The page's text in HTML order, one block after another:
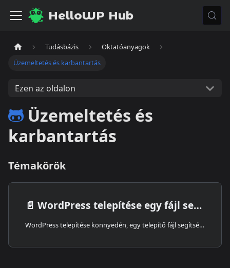
HelloWP Hub
Tudásbázis
Oktatóanyagok
Üzemeltetés és karbantartás
Ezen az oldalon
Üzemeltetés és
karbantartás
Témakörök
📄️ WordPress telepítése egy fájl segítségével
WordPress telepítése könnyedén, egy telepítő fájl segítségével